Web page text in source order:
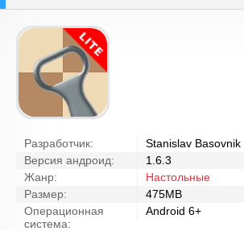
Разработчик:
Stanislav Basovnik
Версия андроид:
1.6.3
Жанр:
Настольные
Размер:
475MB
Операционная
система:
Android 6+